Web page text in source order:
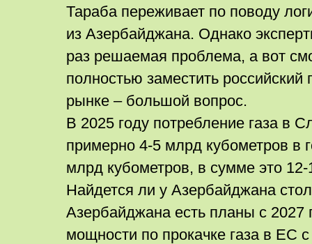
Тараба переживает по поводу
из Азербайджана. Однако
раз решаемая проблема, а вот
полностью заместить российский
рынке – большой вопрос.
В 2025 году потребление газа в
примерно 4-5 млрд кубометров в
млрд кубометров, в сумме это
Найдется ли у Азербайджана
Азербайджана есть планы с 2027
мощности по прокачке газа в ЕС